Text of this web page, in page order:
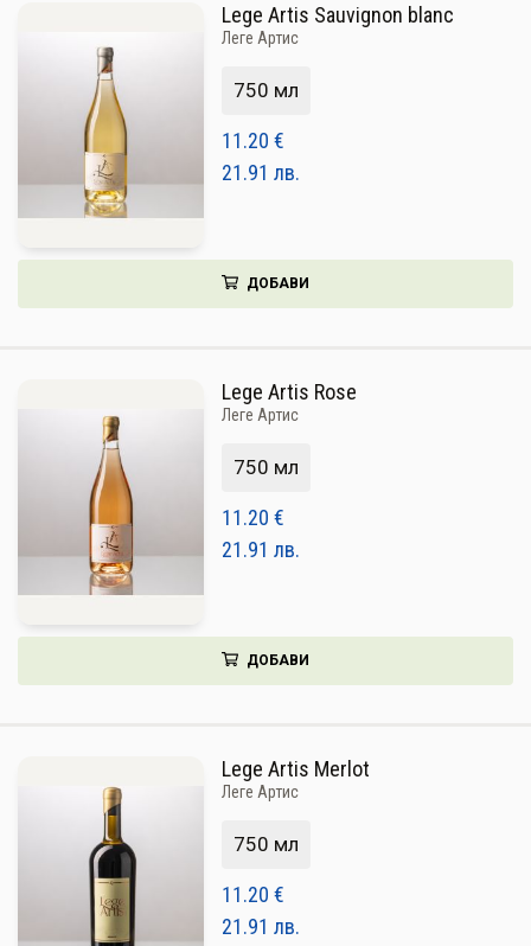
Lege Artis Sauvignon blanc
Леге Артис
750 мл
11.20 €
21.91 лв.
ДОБАВИ
Lege Artis Rose
Леге Артис
750 мл
11.20 €
21.91 лв.
ДОБАВИ
Lege Artis Merlot
Леге Артис
750 мл
11.20 €
21.91 лв.